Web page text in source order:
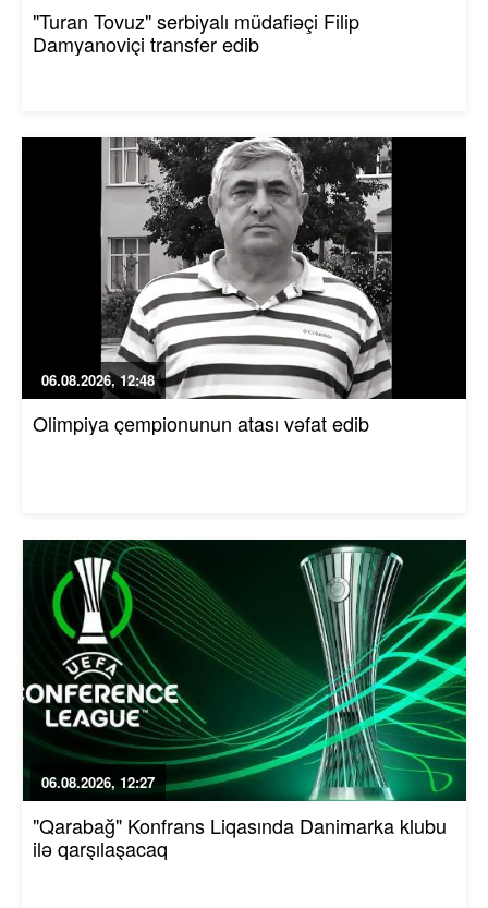
"Turan Tovuz" serbiyalı müdafiəçi Filip
Damyanoviçi transfer edib
06.08.2026, 12:48
Olimpiya çempionunun atası vəfat edib
06.08.2026, 12:27
"Qarabağ" Konfrans Liqasında Danimarka klubu
ilə qarşılaşacaq